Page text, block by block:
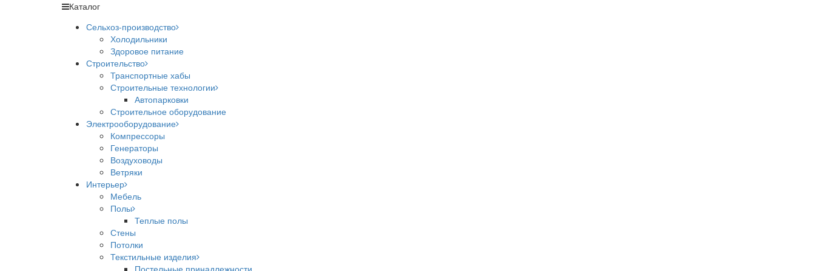
Каталог
Сельхоз-производство
Холодильники
Здоровое питание
Строительство
Транспортные хабы
Строительные технологии
Автопарковки
Строительное оборудование
Электрооборудование
Компрессоры
Генераторы
Воздуховоды
Ветряки
Интерьер
Мебель
Полы
Теплые полы
Стены
Потолки
Текстильные изделия
Постельные принадлежности